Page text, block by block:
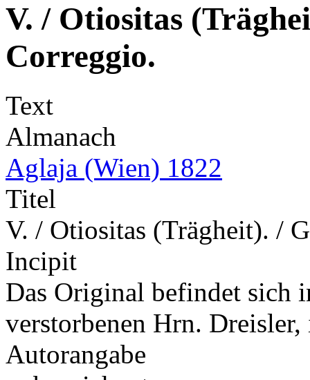
V. / Otiositas
Correggio.
Text
Almanach
Aglaja (Wien) 1822
Titel
V. / Otiositas (Trägheit). /
Incipit
Das Original befindet sich
verstorbenen Hrn.
Autorangabe